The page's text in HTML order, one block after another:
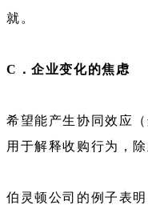
就。
C．企业变化的焦虑
希望能产生协同效应
用于解释收购行为，
伯灵顿公司的例子表